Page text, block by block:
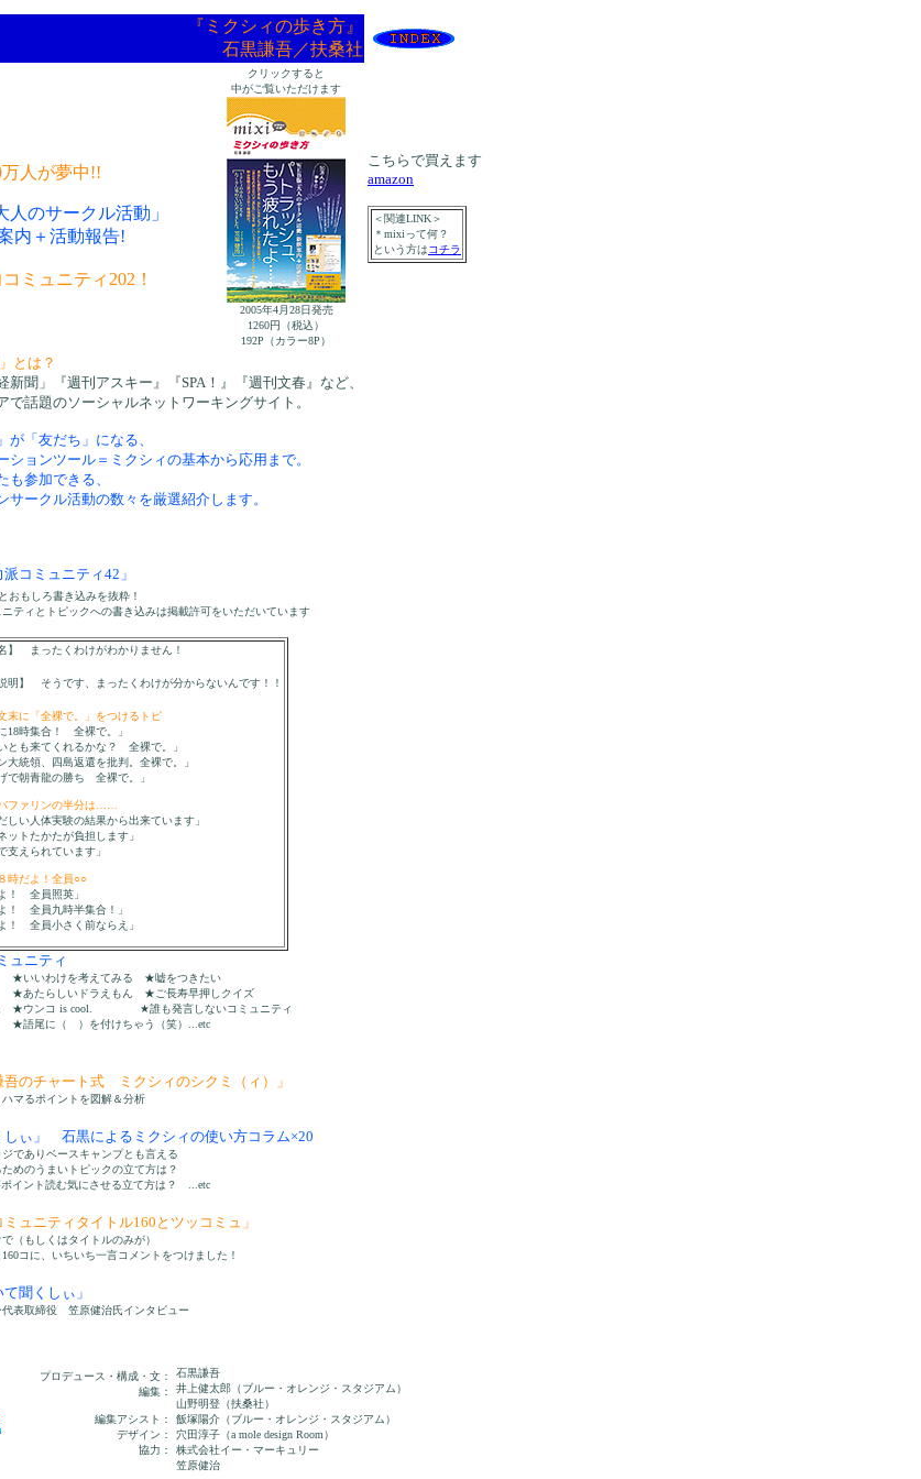
『ミクシィの歩き方』
石黒謙吾／扶桑社
万人が夢中!!
人のサークル活動」
内＋活動報告!
ミュニティ202！
クリックすると
中がご覧いただけます
2005年4月28日発売
1260円（税込）
192P（カラー8P）
こちらで買えます
amazon
＜関連LINK＞
＊mixiって何？
という方はコチラ
とは？
新聞」『週刊アスキー』『SPA！』『週刊文春』など、
で話題のソーシャルネットワーキングサイト。
が「友だち」になる、
ションツール＝ミクシィの基本から応用まで。
も参加できる、
サークル活動の数々を厳選紹介します。
コミュニティ42」
おもしろ書き込みを抜粋！
ニティとトピックへの書き込みは掲載許可をいただいています
まったくわけがわかりません！
そうです、まったくわけが分からないんです！！
末に「全裸で。」をつけるトピ
合！ 全裸で。」
てくれるかな？ 全裸で。」
四島返還を批判。全裸で。」
龍の勝ち 全裸で。」
ファリンの半分は……
実験の結果から出来ています」
かたが負担します」
れています」
８時だよ！全員○○
員照英」
九時半集合！」
小さく前ならえ」
ュニティ
いいわけを考えてみる ★嘘をつきたい
あたらしいドラえもん ★ご長寿早押しクイズ
★ウンコ is cool. ★誰も発言しないコミュニティ
語尾に（ ）を付けちゃう（笑）...etc
吾のチャート式 ミクシィのシクミ（ィ）」
マるポイントを図解＆分析
しぃ」 石黒によるミクシィの使い方コラム×20
でありベースキャンプとも言える
めのうまいトピックの立て方は？
イント読む気にさせる立て方は？ ...etc
ュニティタイトル160とツッコミュ」
（もしくはタイトルのみが）
コに、いちいち一言コメントをつけました！
聞くしぃ」
表取締役 笠原健治氏インタビュー
プロデュース・構成・文：
編集：
編集アシスト：
デザイン：
協力：
石黒謙吾
井上健太郎（ブルー・オレンジ・スタジアム）
山野明登（扶桑社）
飯塚陽介（ブルー・オレンジ・スタジアム）
穴田淳子（a mole design Room）
株式会社イー・マーキュリー
笠原健治